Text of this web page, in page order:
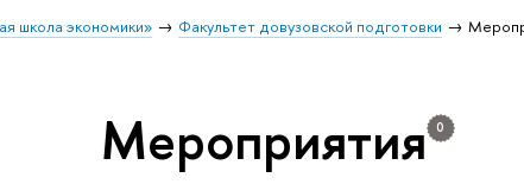
школа экономики» Факультет довузовской подготовки
Мероприятия 0